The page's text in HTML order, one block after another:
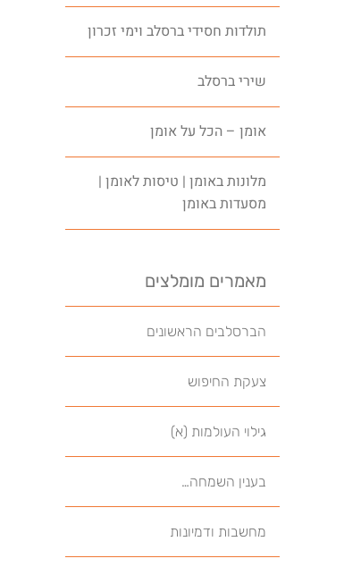
תולדות חסידי ברסלב וימי זכרון
שירי ברסלב
אומן – הכל על אומן
מלונות באומן | טיסות לאומן |
מסעדות באומן
מאמרים מומלצים
הברסלבים הראשונים
צעקת החיפוש
גילוי העולמות (א)
בענין השמחה…
מחשבות ודמיונות